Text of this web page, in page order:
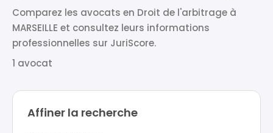
Comparez les avocats en Droit de l'arbitrage à
MARSEILLE et consultez leurs informations
professionnelles sur JuriScore.
1 avocat
Affiner la recherche